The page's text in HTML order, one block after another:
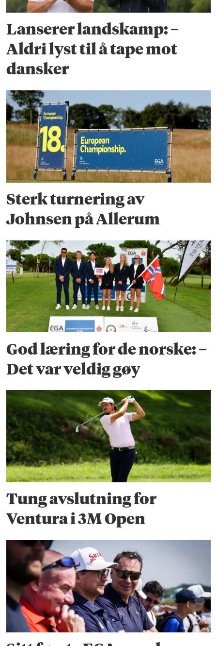
Lanserer landskamp: –
Aldri lyst til å tape mot
dansker
Sterk turnering av
Johnsen på Allerum
God læring for de norske: –
Det var veldig gøy
Tung avslutning for
Ventura i 3M Open